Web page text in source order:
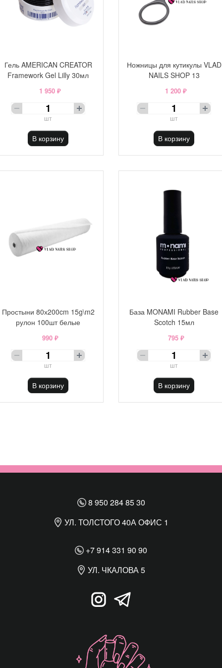
Гель AMERICAN CREATOR
Framework Gel Lilly 30мл
1 950 ₽
шт
В корзину
Ножницы для кутикулы VLAD
NAILS SHOP 13
1 200 ₽
шт
В корзину
Простыни 80х200cm 15g\m2
рулон 100шт белые
990 ₽
шт
В корзину
База MONAMI Rubber Base
Scotch 15мл
795 ₽
шт
В корзину
8 950 284 85 30
УЛ. ТОЛСТОГО 40А ОФИС 1
+7 914 331 90 90
УЛ. ЧКАЛОВА 5